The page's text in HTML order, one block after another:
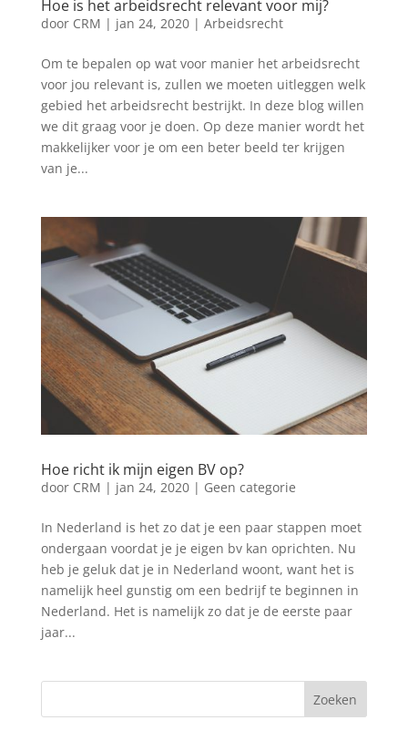
Hoe is het arbeidsrecht relevant voor mij?
door CRM | jan 24, 2020| Arbeidsrecht
Om te bepalen op wat voor manier het arbeidsrecht
voor jou relevant is, zullen we moeten uitleggen welk
gebied het arbeidsrecht bestrijkt. In deze blog willen
we dit graag voor je doen. Op deze manier wordt het
makkelijker voor je om een beter beeld ter krijgen
van je...
Hoe richt ik mijn eigen BV op?
door CRM | jan 24, 2020| Geen categorie
In Nederland is het zo dat je een paar stappen moet
ondergaan voordat je je eigen bv kan oprichten. Nu
heb je geluk dat je in Nederland woont, want het is
namelijk heel gunstig om een bedrijf te beginnen in
Nederland. Het is namelijk zo dat je de eerste paar
jaar...